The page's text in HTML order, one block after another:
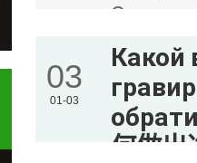
03
01-03
Какой
何做出